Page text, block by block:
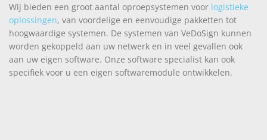
Wij bieden een groot aantal oproepsystemen voor logistieke
oplossingen, van voordelige en eenvoudige pakketten tot
hoogwaardige systemen. De systemen van VeDoSign kunnen
worden gekoppeld aan uw netwerk en in veel gevallen ook
aan uw eigen software. Onze software specialist kan ook
specifiek voor u een eigen softwaremodule ontwikkelen.